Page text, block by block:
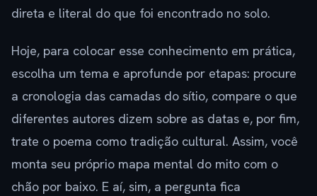
direta e literal do que foi encontrado no solo.
Hoje, para colocar esse conhecimento em prática,
escolha um tema e aprofunde por etapas: procure
a cronologia das camadas do sítio, compare o que
diferentes autores dizem sobre as datas e, por fim,
trate o poema como tradição cultural. Assim, você
monta seu próprio mapa mental do mito com o
chão por baixo. E aí, sim, a pergunta fica